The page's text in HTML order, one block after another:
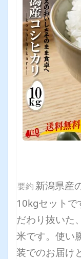
要約 新潟県産
10kgセットで
だわり抜いた
米です。使い
装でのお届け